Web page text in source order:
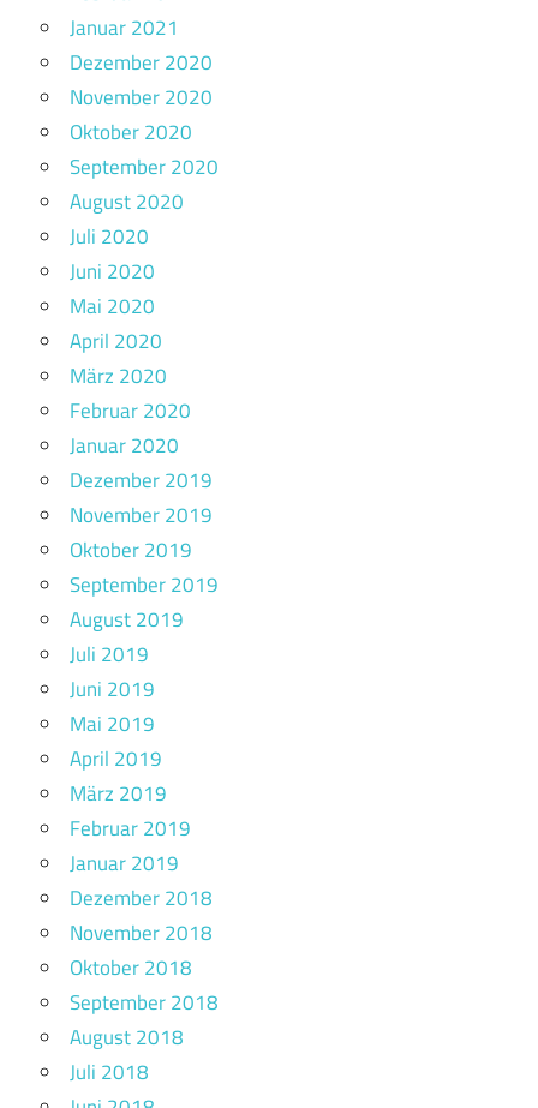
Januar 2021
Dezember 2020
November 2020
Oktober 2020
September 2020
August 2020
Juli 2020
Juni 2020
Mai 2020
April 2020
März 2020
Februar 2020
Januar 2020
Dezember 2019
November 2019
Oktober 2019
September 2019
August 2019
Juli 2019
Juni 2019
Mai 2019
April 2019
März 2019
Februar 2019
Januar 2019
Dezember 2018
November 2018
Oktober 2018
September 2018
August 2018
Juli 2018